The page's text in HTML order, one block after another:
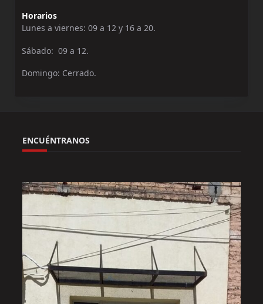
Horarios
Lunes a viernes: 09 a 12 y 16 a 20.
Sábado: 09 a 12.
Domingo: Cerrado.
ENCUÉNTRANOS